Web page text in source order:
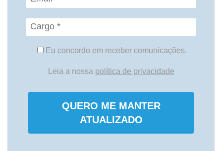
Eu concordo em receber comunicações.
Leia a nossa política de privacidade
QUERO ME MANTER
ATUALIZADO